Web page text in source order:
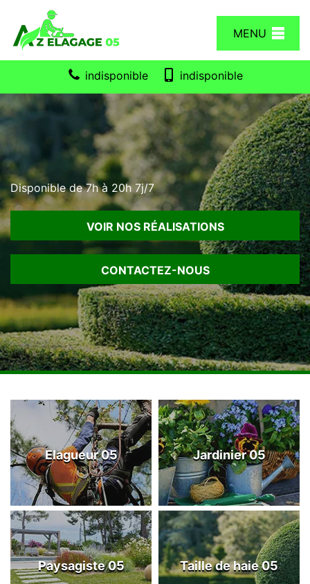
MENU
indisponible indisponible
Disponible de 7h à 20h 7j/7
VOIR NOS RÉALISATIONS
CONTACTEZ-NOUS
Elagueur 05 Jardinier 05
Paysagiste 05 Taille de haie 05